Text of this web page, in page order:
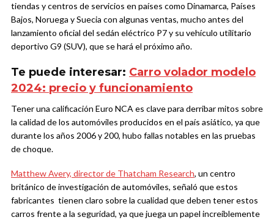
tiendas y centros de servicios en países como Dinamarca, Países
Bajos, Noruega y Suecia con algunas ventas, mucho antes del
lanzamiento oficial del sedán eléctrico P7 y su vehículo utilitario
deportivo G9 (SUV), que se hará el próximo año.
Te puede interesar: Carro volador modelo
2024: precio y funcionamiento
Tener una calificación Euro NCA es clave para derribar mitos sobre
la calidad de los automóviles producidos en el país asiático, ya que
durante los años 2006 y 200, hubo fallas notables en las pruebas
de choque.
Matthew Avery, director de Thatcham Research, un centro
británico de investigación de automóviles, señaló que estos
fabricantes tienen claro sobre la cualidad que deben tener estos
carros frente a la seguridad, ya que juega un papel increíblemente